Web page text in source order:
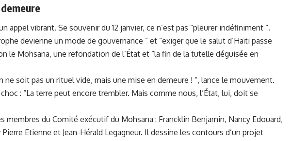
appel vibrant. Se souvenir du 12 janvier, ce n’est pas “pleurer indéfiniment “.
devienne un mode de gouvernance ” et “exiger que le salut d’Haïti passe
le Mohsana, une refondation de l’État et “la fin de la tutelle déguisée en
soit pas un rituel vide, mais une mise en demeure ! “, lance le mouvement.
: “La terre peut encore trembler. Mais comme nous, l’État, lui, doit se
membres du Comité exécutif du Mohsana : Francklin Benjamin, Nancy Edouard,
Etienne et Jean-Hérald Legagneur. Il dessine les contours d’un projet